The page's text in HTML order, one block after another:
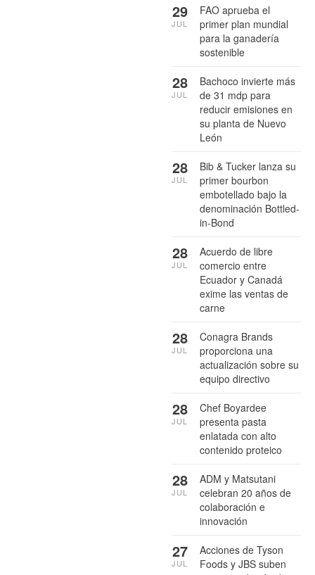
FAO aprueba el
primer plan mundial
para la ganadería
sostenible
29
JUL
Bachoco invierte más
de 31 mdp para
reducir emisiones en
su planta de Nuevo
León
28
JUL
Bib & Tucker lanza su
primer bourbon
embotellado bajo la
denominación Bottled-
in-Bond
28
JUL
Acuerdo de libre
comercio entre
Ecuador y Canadá
exime las ventas de
carne
28
JUL
Conagra Brands
proporciona una
actualización sobre su
equipo directivo
28
JUL
Chef Boyardee
presenta pasta
enlatada con alto
contenido proteico
28
JUL
ADM y Matsutani
celebran 20 años de
colaboración e
innovación
28
JUL
Acciones de Tyson
Foods y JBS suben
27
JUL